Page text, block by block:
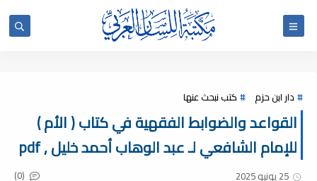
دار ابن حزم كتب نبحث عنها
القواعد والضوابط الفقهية في كتاب ( الأم )
للإمام الشافعي لـ عبد الوهاب أحمد خليل , pdf
25 يونيو 2025 (0)